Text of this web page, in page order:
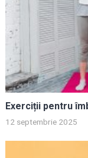
Exerciții pentru
12 septembrie 2025